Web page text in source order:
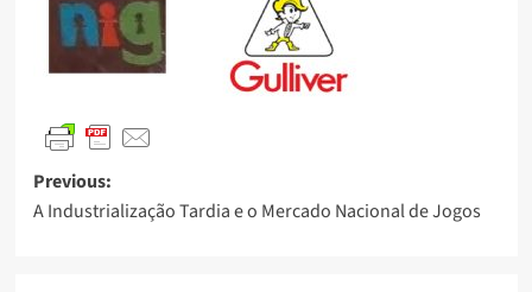
Previous:
A Industrialização Tardia e o Mercado Nacional de Jogos